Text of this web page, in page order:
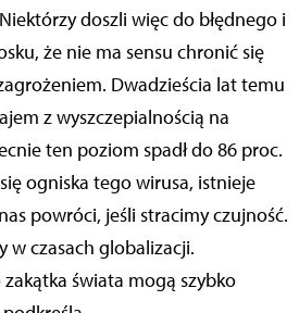
doszli więc do błędnego i
że nie ma sensu chronić się
Dwadzieścia lat temu
z wyszczepialnością na
ten poziom spadł do 86 proc.
ogniska tego wirusa, istnieje
powróci, jeśli stracimy czujność.
w czasach globalizacji.
świata mogą szybko